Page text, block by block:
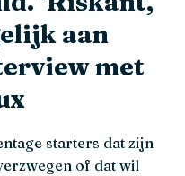
aan
met
starters dat zijn
of dat wil